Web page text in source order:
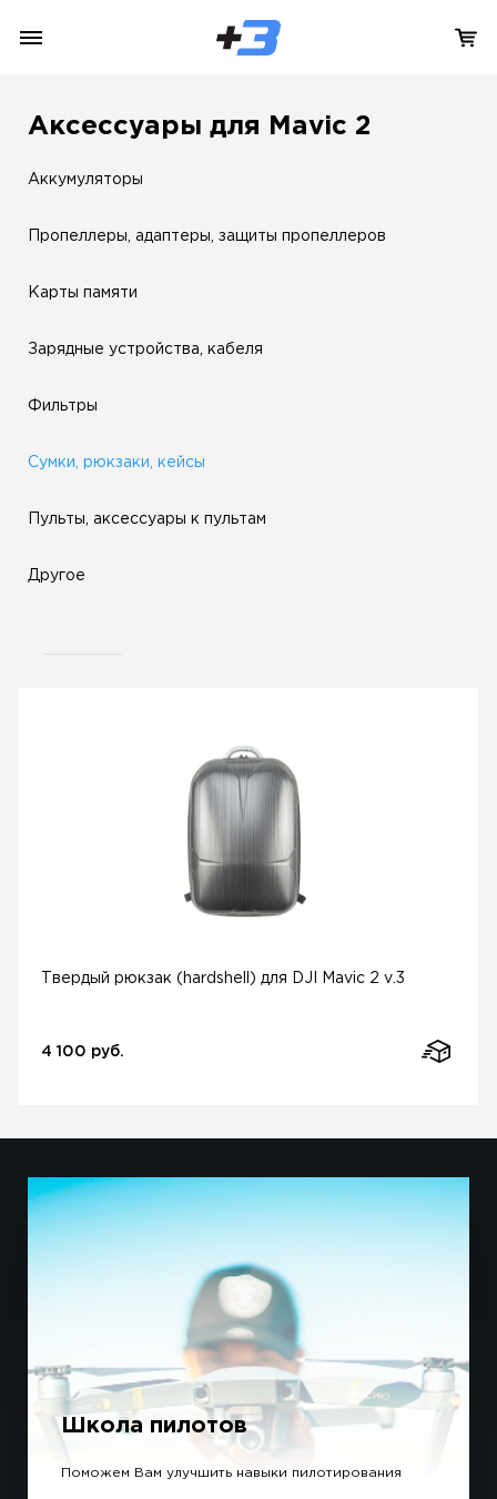
Аксессуары для Mavic 2
Аккумуляторы
Пропеллеры, адаптеры, защиты пропеллеров
Карты памяти
Зарядные устройства, кабеля
Фильтры
Сумки, рюкзаки, кейсы
Пульты, аксессуары к пультам
Другое
Твердый рюкзак (hardshell) для DJI Mavic 2 v.3
4 100 руб.
Школа пилотов
Поможем Вам улучшить навыки пилотирования